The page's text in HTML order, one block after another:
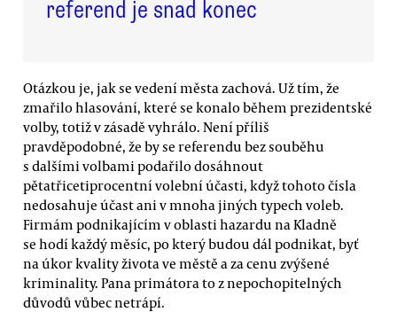
referend je snad konec
Otázkou je, jak se vedení města zachová. Už tím, že
zmařilo hlasování, které se konalo během prezidentské
volby, totiž v zásadě vyhrálo. Není příliš
pravděpodobné, že by se referendu bez souběhu
s dalšími volbami podařilo dosáhnout
pětatřicetiprocentní volební účasti, když tohoto čísla
nedosahuje účast ani v mnoha jiných typech voleb.
Firmám podnikajícím v oblasti hazardu na Kladně
se hodí každý měsíc, po který budou dál podnikat, byť
na úkor kvality života ve městě a za cenu zvýšené
kriminality. Pana primátora to z nepochopitelných
důvodů vůbec netrápí.